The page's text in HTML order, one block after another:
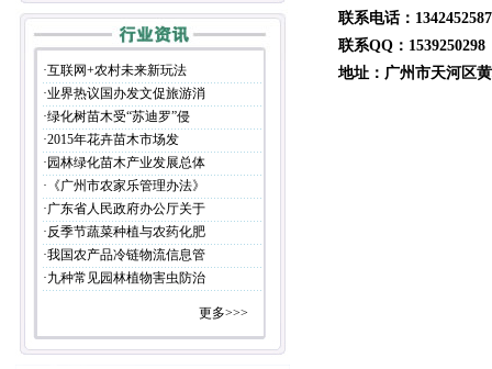
·互联网+农村未来新玩法
·业界热议国办发文促旅游消
·绿化树苗木受“苏迪罗”侵
·2015年花卉苗木市场发
· 园林绿化苗木产业发展总体
· 《广州市农家乐管理办法》
·广东省人民政府办公厅关于
·反季节蔬菜种植与农药化肥
·我国农产品冷链物流信息管
·九种常见园林植物害虫防治
更多>>>
联系电话：
联系QQ：1539250298
地址：广州市天河区